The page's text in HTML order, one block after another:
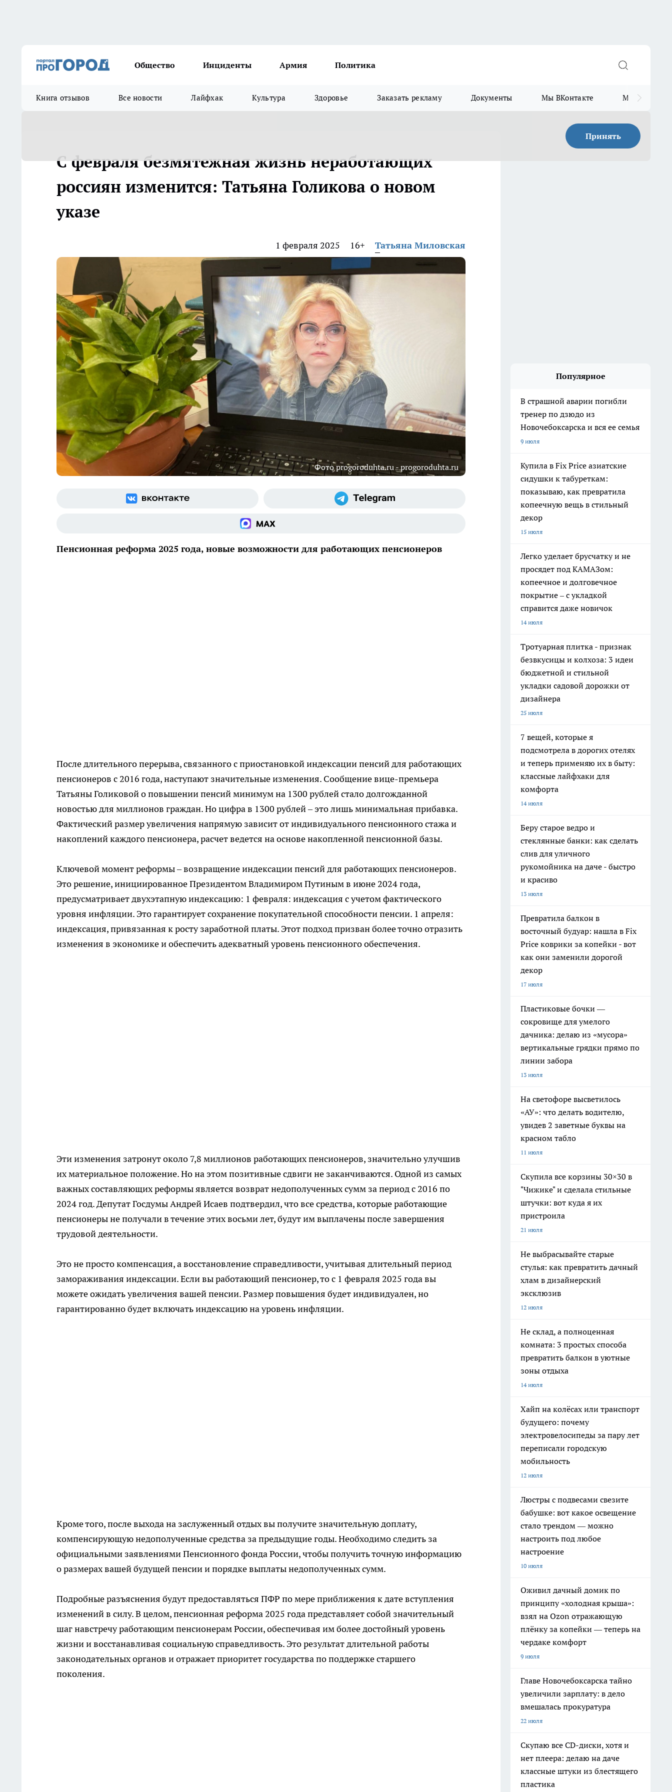
Общество Инциденты Армия Политика
Книга отзывов Все новости Лайфхак Культура Здоровье Заказать рекламу Документы Мы ВКонтакте Мы в
Принять
С февраля безмятежная жизнь неработающих
россиян изменится: Татьяна Голикова о новом
указе
1 февраля 2025 16+ Татьяна Миловская
Фото progoroduhta.ru - progoroduhta.ru
Пенсионная реформа 2025 года, новые возможности для работающих пенсионеров
После длительного перерыва, связанного с приостановкой индексации пенсий для работающих
пенсионеров с 2016 года, наступают значительные изменения. Сообщение вице-премьера
Татьяны Голиковой о повышении пенсий минимум на 1300 рублей стало долгожданной
новостью для миллионов граждан. Но цифра в 1300 рублей – это лишь минимальная прибавка.
Фактический размер увеличения напрямую зависит от индивидуального пенсионного стажа и
накоплений каждого пенсионера, расчет ведется на основе накопленной пенсионной базы.
Ключевой момент реформы – возвращение индексации пенсий для работающих пенсионеров.
Это решение, инициированное Президентом Владимиром Путиным в июне 2024 года,
предусматривает двухэтапную индексацию: 1 февраля: индексация с учетом фактического
уровня инфляции. Это гарантирует сохранение покупательной способности пенсии. 1 апреля:
индексация, привязанная к росту заработной платы. Этот подход призван более точно отразить
изменения в экономике и обеспечить адекватный уровень пенсионного обеспечения.
Эти изменения затронут около 7,8 миллионов работающих пенсионеров, значительно улучшив
их материальное положение. Но на этом позитивные сдвиги не заканчиваются. Одной из самых
важных составляющих реформы является возврат недополученных сумм за период с 2016 по
2024 год. Депутат Госдумы Андрей Исаев подтвердил, что все средства, которые работающие
пенсионеры не получали в течение этих восьми лет, будут им выплачены после завершения
трудовой деятельности.
Это не просто компенсация, а восстановление справедливости, учитывая длительный период
замораживания индексации. Если вы работающий пенсионер, то с 1 февраля 2025 года вы
можете ожидать увеличения вашей пенсии. Размер повышения будет индивидуален, но
гарантированно будет включать индексацию на уровень инфляции.
Кроме того, после выхода на заслуженный отдых вы получите значительную доплату,
компенсирующую недополученные средства за предыдущие годы. Необходимо следить за
официальными заявлениями Пенсионного фонда России, чтобы получить точную информацию
о размерах вашей будущей пенсии и порядке выплаты недополученных сумм.
Подробные разъяснения будут предоставляться ПФР по мере приближения к дате вступления
изменений в силу. В целом, пенсионная реформа 2025 года представляет собой значительный
шаг навстречу работающим пенсионерам России, обеспечивая им более достойный уровень
жизни и восстанавливая социальную справедливость. Это результат длительной работы
законодательных органов и отражает приоритет государства по поддержке старшего
поколения.
Популярное
В страшной аварии погибли
тренер по дзюдо из
Новочебоксарска и вся ее семья
9 июля
Купила в Fix Price азиатские
сидушки к табуреткам:
показываю, как превратила
копеечную вещь в стильный
декор
15 июля
Легко уделает брусчатку и не
просядет под КАМАЗом:
копеечное и долговечное
покрытие – с укладкой
справится даже новичок
14 июля
Тротуарная плитка - признак
безвкусицы и колхоза: 3 идеи
бюджетной и стильной
укладки садовой дорожки от
дизайнера
25 июля
7 вещей, которые я
подсмотрела в дорогих отелях
и теперь применяю их в быту:
классные лайфхаки для
комфорта
14 июля
Беру старое ведро и
стеклянные банки: как сделать
слив для уличного
рукомойника на даче - быстро
и красиво
13 июля
Превратила балкон в
восточный будуар: нашла в Fix
Price коврики за копейки - вот
как они заменили дорогой
декор
17 июля
Пластиковые бочки —
сокровище для умелого
дачника: делаю из «мусора»
вертикальные грядки прямо по
линии забора
13 июля
На светофоре высветилось
«АУ»: что делать водителю,
увидев 2 заветные буквы на
красном табло
11 июля
Скупила все корзины 30×30 в
"Чижике" и сделала стильные
штучки: вот куда я их
пристроила
21 июля
Не выбрасывайте старые
стулья: как превратить дачный
хлам в дизайнерский
эксклюзив
12 июля
Не склад, а полноценная
комната: 3 простых способа
превратить балкон в уютные
зоны отдыха
14 июля
Хайп на колёсах или транспорт
будущего: почему
электровелосипеды за пару лет
переписали городскую
мобильность
12 июля
Люстры с подвесами свезите
бабушке: вот какое освещение
стало трендом — можно
настроить под любое
настроение
10 июля
Оживил дачный домик по
принципу «холодная крыша»:
взял на Ozon отражающую
плёнку за копейки — теперь на
чердаке комфорт
9 июля
Главе Новочебоксарска тайно
увеличили зарплату: в дело
вмешалась прокуратура
22 июля
Скупаю все CD-диски, хотя и
нет плеера: делаю на даче
классные штуки из блестящего
пластика